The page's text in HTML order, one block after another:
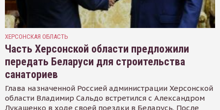
ХЕРСОНСКАЯ ОБЛАСТЬ
Часть Херсонской области предложили
передать Беларуси для строительства
санаториев
Глава назначенной Россией администрации Херсонской
области Владимир Сальдо встретился с Александром
Лукашенко в ходе своей поездки в Беларусь. После